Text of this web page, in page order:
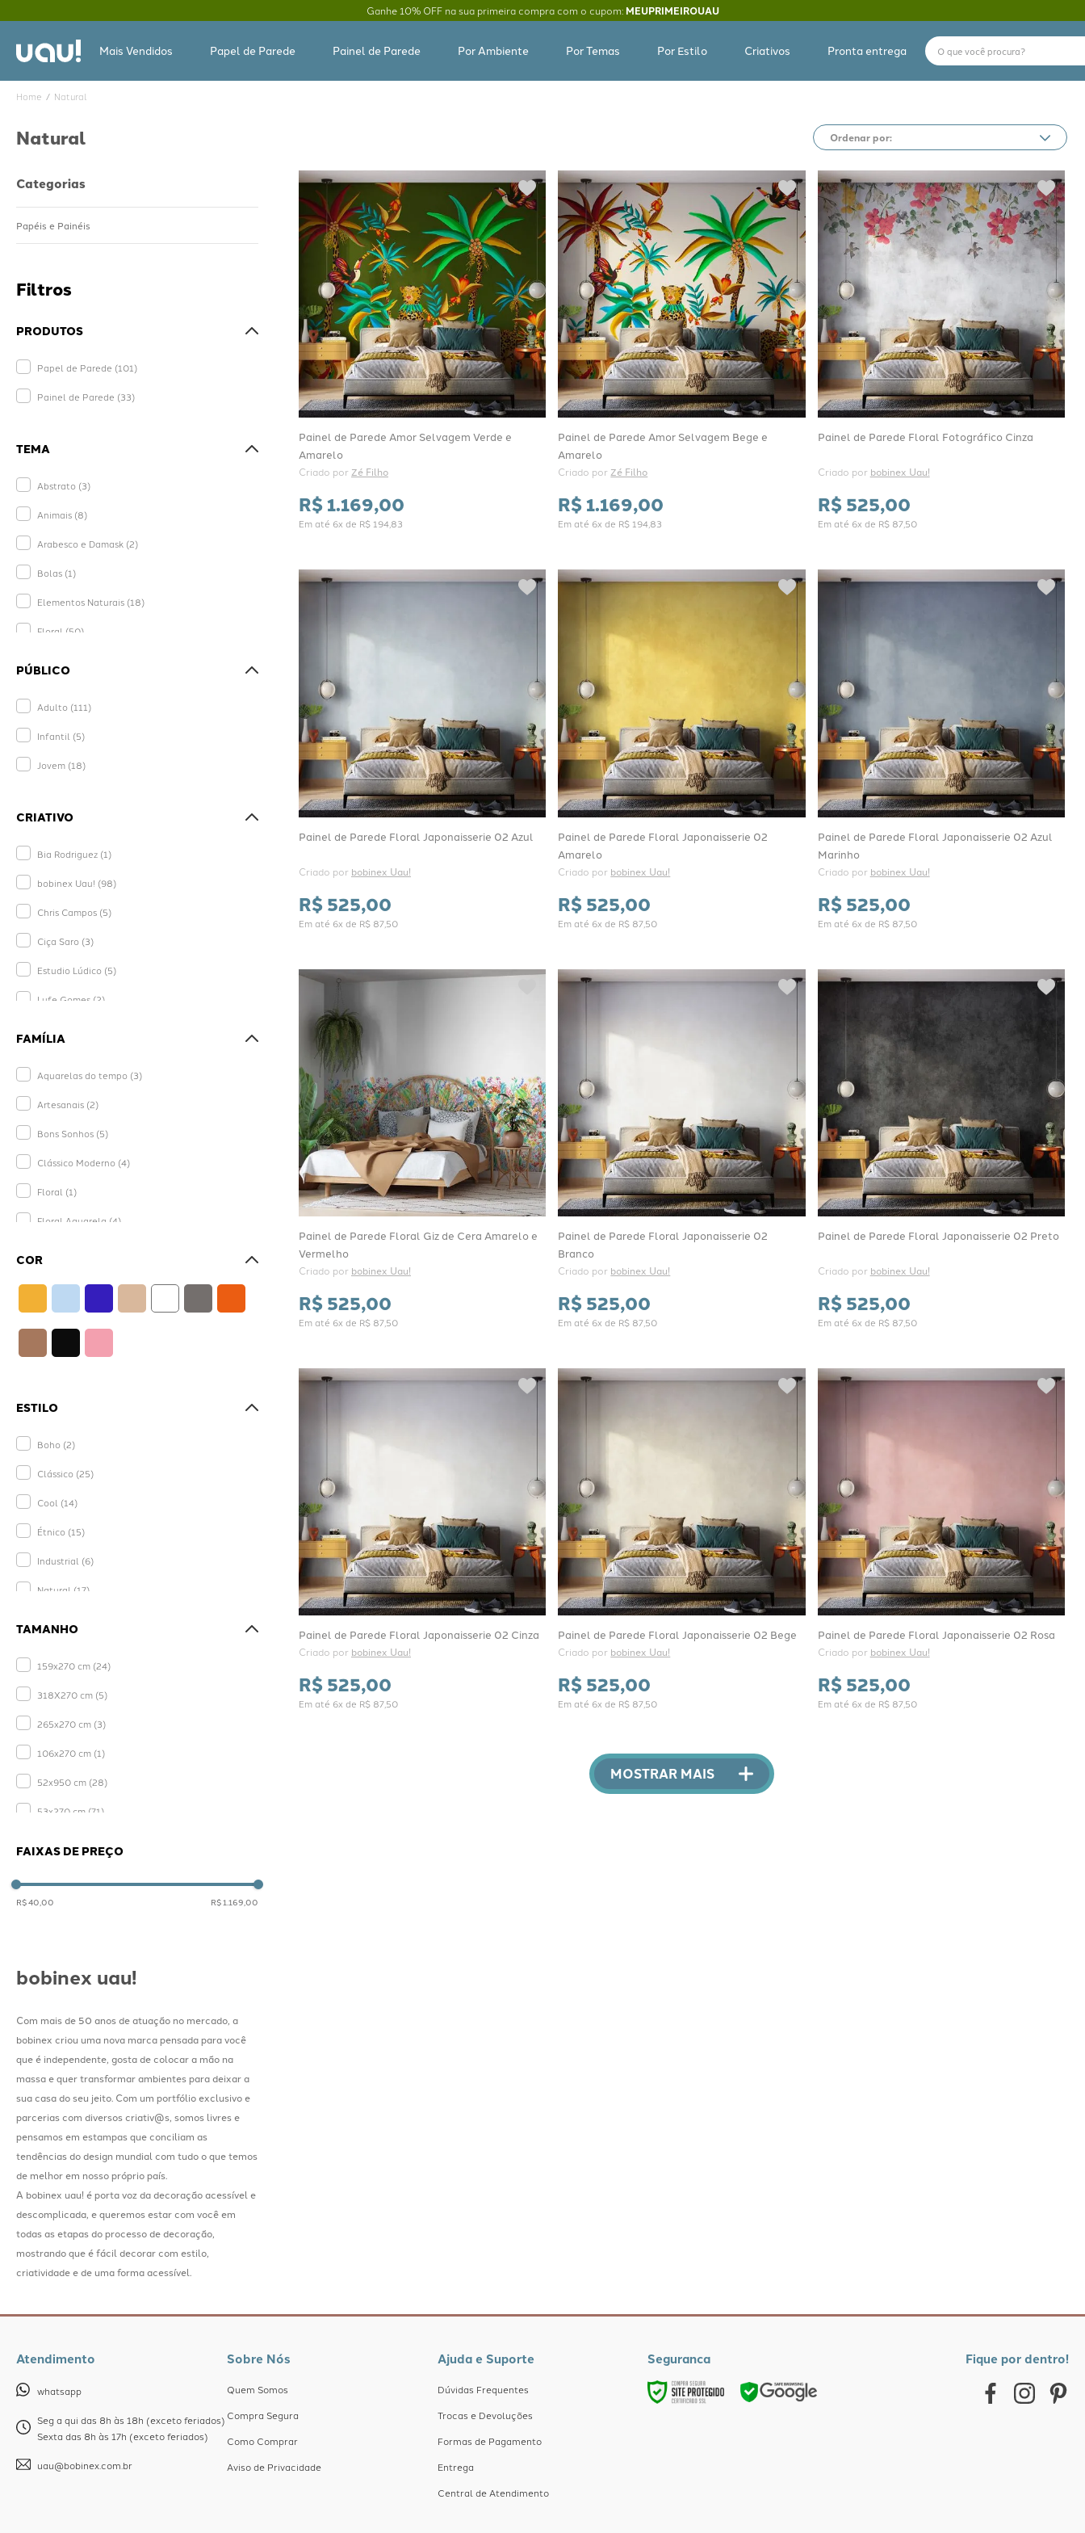
Ganhe 10% OFF na sua primeira compra com o cupom: MEUPRIMEIROUAU
Mais Vendidos Papel de Parede Painel de Parede Por Ambiente Por Temas Por Estilo Criativos Pronta entrega
O que você procura?
Natural
Natural
Categorias
Papéis e Painéis
PRODUTOS
Papel de Parede (101)
Painel de Parede (33)
TEMA
Abstrato (3)
Animais (8)
Arabesco e Damask (2)
Bolas (1)
Elementos Naturais (18)
Floral (50)
PÚBLICO
Adulto (111)
Infantil (5)
Jovem (18)
CRIATIVO
Bia Rodriguez (1)
bobinex Uau! (98)
Chris Campos (5)
Ciça Saro (3)
Estudio Lúdico (5)
Lufe Gomes (2)
FAMÍLIA
Aquarelas do tempo (3)
Artesanais (2)
Bons Sonhos (5)
Clássico Moderno (4)
Floral (1)
Floral Aquarela (4)
Floral delicado 1
COR
ESTILO
Boho (2)
Clássico (25)
Cool (14)
Étnico (15)
Industrial (6)
Natural (17)
TAMANHO
159x270 cm (24)
318X270 cm (5)
265x270 cm (3)
106x270 cm (1)
52x950 cm (28)
53x270 cm (71)
FAIXAS DE PREÇO
R$ 40,00 R$ 1.169,00
bobinex uau!
Com mais de 50 anos de atuação no mercado, a
bobinex criou uma nova marca pensada para você
que é independente, gosta de colocar a mão na
massa e quer transformar ambientes para deixar a
sua casa do seu jeito. Com um portfólio exclusivo e
parcerias com diversos criativ@s, somos livres e
pensamos em estampas que conciliam as
tendências do design mundial com tudo o que temos
de melhor em nosso próprio país.
A bobinex uau! é porta voz da decoração acessível e
descomplicada, e queremos estar com você em
todas as etapas do processo de decoração,
mostrando que é fácil decorar com estilo,
criatividade e de uma forma acessível.
Painel de Parede Amor Selvagem Verde e
Amarelo
Criado por Zé Filho
R$1.169,00
Em até 6x de R$ 194,83
Painel de Parede Amor Selvagem Bege e
Amarelo
Criado por Zé Filho
R$1.169,00
Em até 6x de R$ 194,83
Painel de Parede Floral Fotográfico Cinza
Criado por bobinex Uau!
R$525,00
Em até 6x de R$ 87,50
Painel de Parede Floral Japonaisserie 02 Azul
Criado por bobinex Uau!
R$525,00
Em até 6x de R$ 8750
Painel de Parede Floral Japonaisserie 02
Amarelo
Criado por bobinex Uau!
R$525,00
Em até 6x de R$ 8750
Painel de Parede Floral Japonaisserie 02 Azul
Marinho
Criado por bobinex Uau!
R$525,00
Em até 6x de R$ 87,50
Painel de Parede Floral Giz de Cera Amarelo e
Vermelho
Criado por bobinex Uau!
R$525,00
Em até 6x de R$ 8750
Painel de Parede Floral Japonaisserie 02
Branco
Criado por bobinex Uau!
R$525,00
Em até 6x de R$ 8750
Painel de Parede Floral Japonaisserie 02 Preto
Criado por bobinex Uau!
R$525,00
Em até 6x de R$ 87,50
Painel de Parede Floral Japonaisserie 02 Cinza
Criado por bobinex Uau!
R$525,00
Em até 6x de R$ 87,50
Painel de Parede Floral Japonaisserie 02 Bege
Criado por bobinex Uau!
R$525,00
Em até 6x de R$ 87,50
Painel de Parede Floral Japonaisserie 02 Rosa
Criado por bobinex Uau!
R$525,00
Em até 6x de R$ 87,50
MOSTRAR MAIS
Atendimento
whatsapp
Seg a qui das 8h às 18h (exceto feriados)
Sexta das 8h às 17h (exceto feriados)
uau@bobinex.com.br
Sobre Nós
Quem Somos
Compra Segura
Como Comprar
Aviso de Privacidade
Ajuda e Suporte
Dúvidas Frequentes
Trocas e Devoluções
Formas de Pagamento
Entrega
Central de Atendimento
Seguranca Fique por dentro!